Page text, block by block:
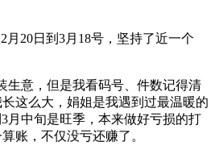
20日到3月18号，坚持了近一个
意，但是我看码号、件数记得清
这么大，娟姐是我遇到过最温暖的
月中旬是旺季，本来做好亏损的打
账，不仅没亏还赚了。